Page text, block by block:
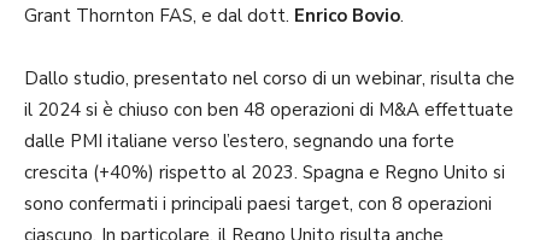
Grant Thornton FAS, e dal dott. Enrico Bovio.
Dallo studio, presentato nel corso di un webinar, risulta che
il 2024 si è chiuso con ben 48 operazioni di M&A effettuate
dalle PMI italiane verso l’estero, segnando una forte
crescita (+40%) rispetto al 2023. Spagna e Regno Unito si
sono confermati i principali paesi target, con 8 operazioni
ciascuno. In particolare, il Regno Unito risulta anche